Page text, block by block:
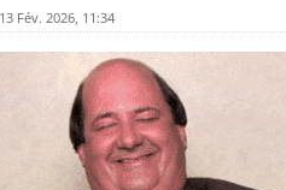
Fév. 2026, 11:34